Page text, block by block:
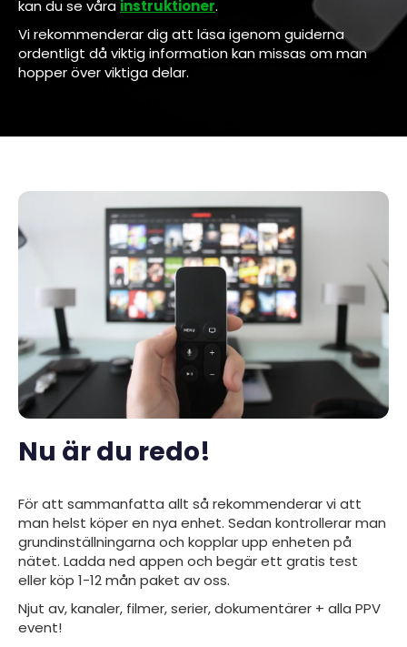
kan du se våra instruktioner.
Vi rekommenderar dig att läsa igenom guiderna
ordentligt då viktig information kan missas om man
hopper över viktiga delar.
Nu är du redo!
För att sammanfatta allt så rekommenderar vi att
man helst köper en nya enhet. Sedan kontrollerar man
grundinställningarna och kopplar upp enheten på
nätet. Ladda ned appen och begär ett gratis test
eller köp 1-12 mån paket av oss.
Njut av, kanaler, filmer, serier, dokumentärer + alla PPV
event!